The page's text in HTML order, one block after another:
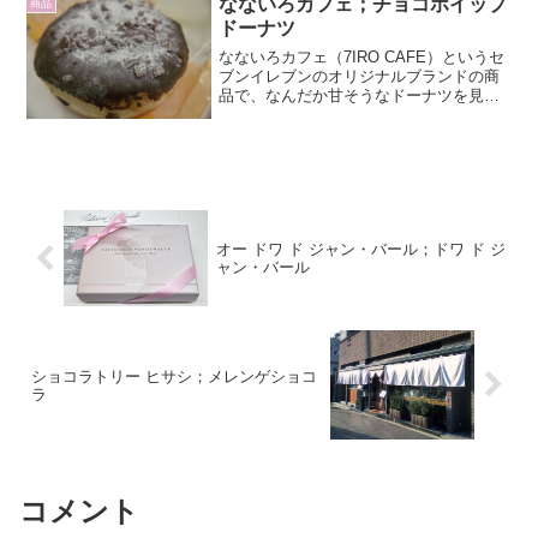
商品
ドーナツ
なないろカフェ（7IRO CAFE）というセ
ブンイレブンのオリジナルブランドの商
品で、なんだか甘そうなドーナツを見つ
オー ドワ ド ジャン・バール；ドワ ド ジ
ャン・バール
ショコラトリー ヒサシ；メレンゲショコ
ラ
コメント